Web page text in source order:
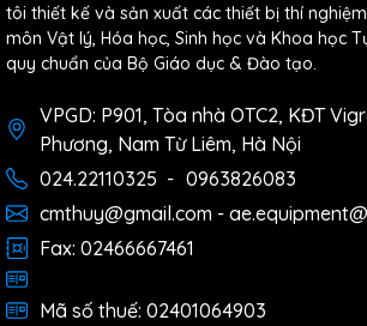
tôi thiết kế và sản xuất các thiết bị thí
môn Vật lý, Hóa học, Sinh học và Khoa học
quy chuẩn của Bộ Giáo dục & Đào tạo.
VPGD: P901, Tòa nhà OTC2, KĐT
Phương, Nam Từ Liêm, Hà Nội
024.22110325 - 0963826083
cmthuy@gmail.com -
Fax: 02466667461
Mã số thuế: 02401064903